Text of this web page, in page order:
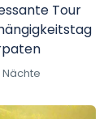
Tour
Nächte